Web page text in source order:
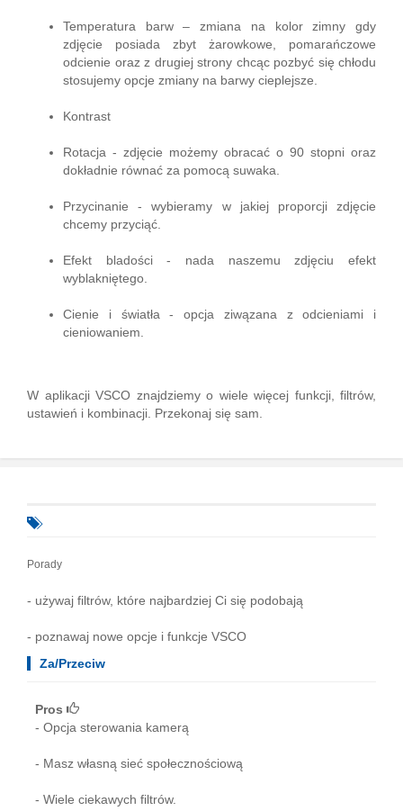
Temperatura barw – zmiana na kolor zimny gdy
zdjęcie posiada zbyt żarowkowe, pomarańczowe
odcienie oraz z drugiej strony chcąc pozbyć się chłodu
stosujemy opcje zmiany na barwy cieplejsze.
Kontrast
Rotacja - zdjęcie możemy obracać o 90 stopni oraz
dokładnie równać za pomocą suwaka.
Przycinanie - wybieramy w jakiej proporcji zdjęcie
chcemy przyciąć.
Efekt bladości - nada naszemu zdjęciu efekt
wyblakniętego.
Cienie i światła - opcja ziwązana z odcieniami i
cieniowaniem.
W aplikacji VSCO znajdziemy o wiele więcej funkcji, filtrów,
ustawień i kombinacji. Przekonaj się sam.
Porady
- używaj filtrów, które najbardziej Ci się podobają
- poznawaj nowe opcje i funkcje VSCO
Za/Przeciw
Pros
- Opcja sterowania kamerą
- Masz własną sieć społecznościową
- Wiele ciekawych filtrów.